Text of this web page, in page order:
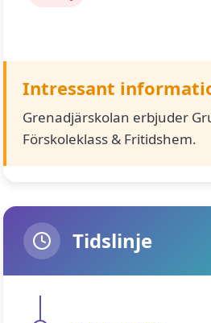
Intressant
Grenadjärskolan erbjuder
Förskoleklass & Fritidshem.
Tidslinje